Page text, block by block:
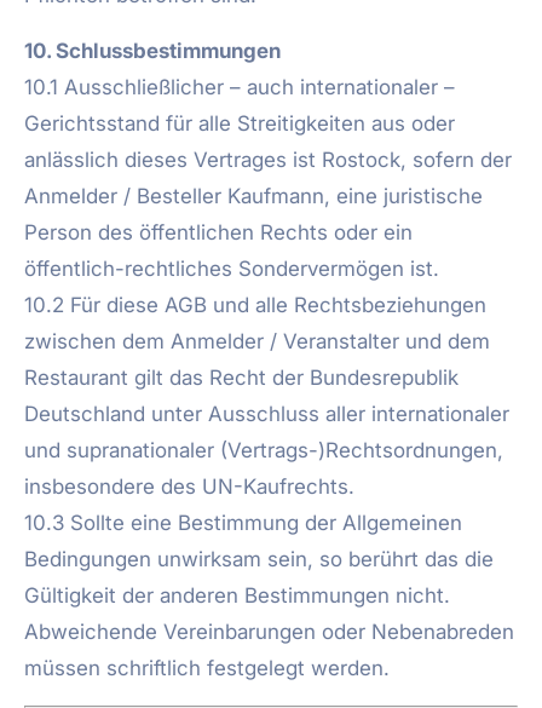
10. Schlussbestimmungen
10.1 Ausschließlicher – auch internationaler –
Gerichtsstand für alle Streitigkeiten aus oder
anlässlich dieses Vertrages ist Rostock, sofern der
Anmelder / Besteller Kaufmann, eine juristische
Person des öffentlichen Rechts oder ein
öffentlich-rechtliches Sondervermögen ist.
10.2 Für diese AGB und alle Rechtsbeziehungen
zwischen dem Anmelder / Veranstalter und dem
Restaurant gilt das Recht der Bundesrepublik
Deutschland unter Ausschluss aller internationaler
und supranationaler (Vertrags-)Rechtsordnungen,
insbesondere des UN-Kaufrechts.
10.3 Sollte eine Bestimmung der Allgemeinen
Bedingungen unwirksam sein, so berührt das die
Gültigkeit der anderen Bestimmungen nicht.
Abweichende Vereinbarungen oder Nebenabreden
müssen schriftlich festgelegt werden.